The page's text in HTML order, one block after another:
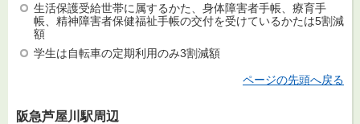
生活保護受給世帯に属するかた、身体障害者手帳、療育手
帳、精神障害者保健福祉手帳の交付を受けているかたは5割減
額
学生は自転車の定期利用のみ3割減額
ページの先頭へ戻る
阪急芦屋川駅周辺